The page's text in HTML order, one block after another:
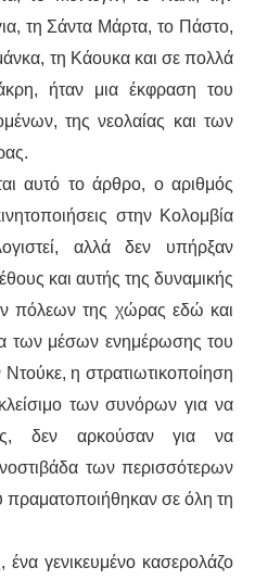
ΚΊΝΗΜΑ
, τη Σάντα Μάρτα, το Πάστο,
, τη Κάουκακαι σε πολλά
, ήταν μια έκφραση του
της νεολαίας και των
αυτό το άρθρο, ο αριθμός
στηνΚολομβία
ιστεί, αλλά δεν υπήρξαν
και αυτής της δυναμικής
πόλεων της χώρας εδώ και
των μέσων ενημέρωσης του
Ντούκε, η στρατιωτικοποίηση
των συνόρων για να
ς, δεν αρκούσαν για να
τωνπερισσότερων
πραματοποιήθηκαν σε όλη τη
ένα γενικευμένο κασερολάζο